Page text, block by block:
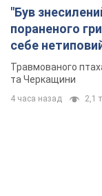
"Був
пораненого
себе
Травмованого
та Черкащини
4 часа назад 2,1